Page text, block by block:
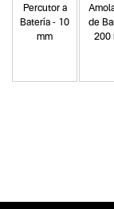
Percutor a
Batería - 10
mm
de
200